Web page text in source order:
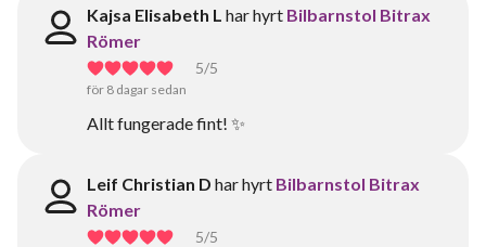
Kajsa Elisabeth L har hyrt Bilbarnstol Bitrax
Römer
5/5
för 8 dagar sedan
Allt fungerade fint! ✨
Leif Christian D har hyrt Bilbarnstol Bitrax
Römer
5/5